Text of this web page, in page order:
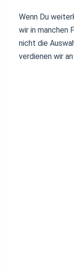
Wenn Du
wir in manchen
nicht die
verdienen wir